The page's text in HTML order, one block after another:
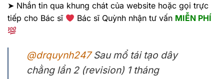
➤ Nhắn tin qua khung chát của website hoặc gọi trực
tiếp cho Bác sĩ
Bác sĩ Quỳnh nhận tư vấn MIỄN PHÍ
@drquynh247Sau mổ tái tạo dây
chằng lần 2 (revision) 1 tháng